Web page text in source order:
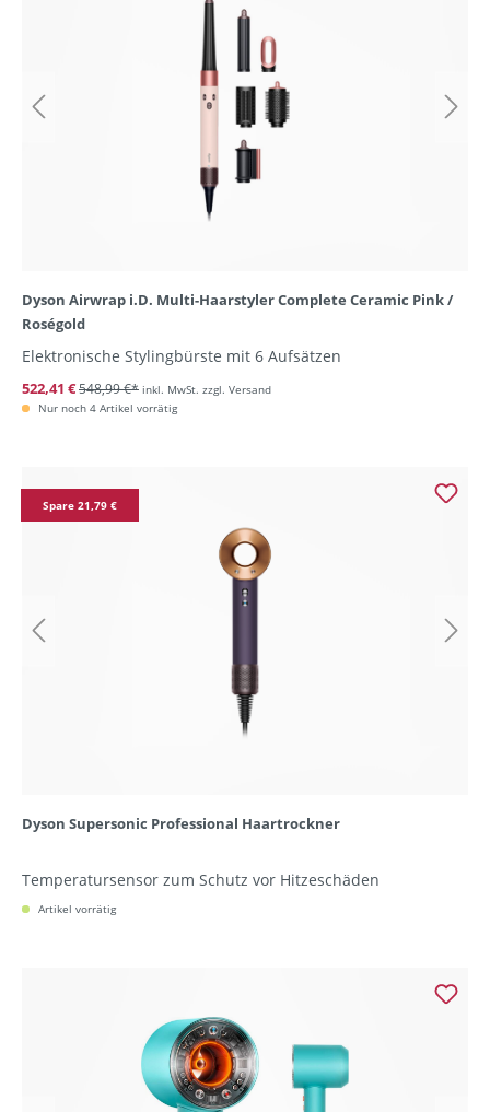
Dyson Airwrap i.D. Multi-Haarstyler Complete Ceramic Pink /
Roségold
Elektronische Stylingbürste mit 6 Aufsätzen
522,41 €548,99 €* inkl. MwSt. zzgl. Versand
Nur noch 4 Artikel vorrätig
Spare 21,79 €
Dyson Supersonic Professional Haartrockner
Temperatursensor zum Schutz vor Hitzeschäden
Artikel vorrätig